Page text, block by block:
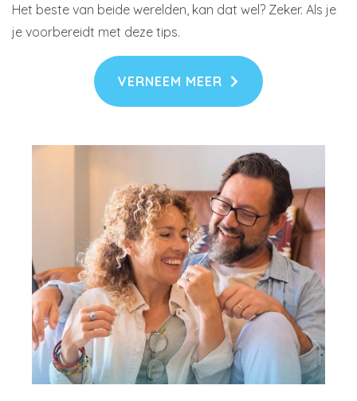
Het beste van beide werelden, kan dat wel? Zeker. Als je
je voorbereidt met deze tips.
VERNEEM MEER